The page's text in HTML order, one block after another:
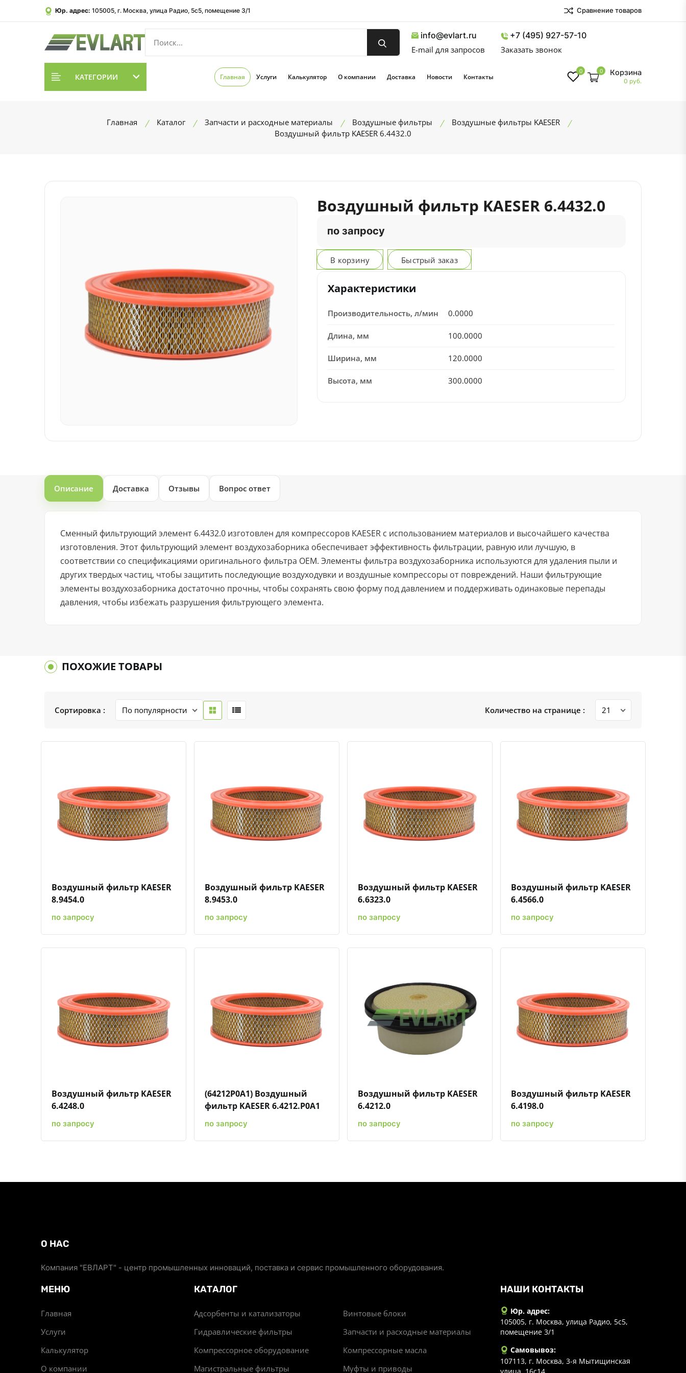
Юр. адрес: 105005, г. Москва, улица Радио, 5с5, помещение 3/1 Сравнение товаров
info@evlart.ru
E-mail для запросов
+7 (495) 927-57-10
Заказать звонок
КАТЕГОРИИ Главная Услуги Калькулятор О компании Доставка Новости Контакты
0 0 Корзина
0 руб.
Главная Каталог Запчасти и расходные материалы Воздушные фильтры
Воздушные фильтры KAESER
Воздушный фильтр KAESER 6.4432.0
Воздушный фильтр KAESER 6.4432.0
по запросу
В корзину Быстрый заказ
Характеристики
Производительность, л/мин 0.0000
Длина, мм 100.0000
Ширина, мм 120.0000
Высота, мм 300.0000
Описание Доставка Отзывы Вопрос ответ
Сменный фильтрующий элемент 6.4432.0 изготовлен для компрессоров KAESER с использованием материалов и высочайшего качества
изготовления. Этот фильтрующий элемент воздухозаборника обеспечивает эффективность фильтрации, равную или лучшую, в
соответствии со спецификациями оригинального фильтра OEM. Элементы фильтра воздухозаборника используются для удаления пыли и
других твердых частиц, чтобы защитить последующие воздуходувки и воздушные компрессоры от повреждений. Наши фильтрующие
элементы воздухозаборника достаточно прочны, чтобы сохранять свою форму под давлением и поддерживать одинаковые перепады
давления, чтобы избежать разрушения фильтрующего элемента.
ПОХОЖИЕ ТОВАРЫ
Сортировка : Количество на странице :
Быстрый просмотрДобавить к сравнению
Добавить в избранное
Воздушный фильтр KAESER
8.9454.0
по запросу
Быстрый просмотрДобавить к сравнению
Добавить в избранное
Воздушный фильтр KAESER
8.9453.0
по запросу
Быстрый просмотрДобавить к сравнению
Добавить в избранное
Воздушный фильтр KAESER
6.6323.0
по запросу
Быстрый просмотрДобавить к сравнению
Добавить в избранное
Воздушный фильтр KAESER
6.4566.0
по запросу
Быстрый просмотрДобавить к сравнению
Добавить в избранное
Воздушный фильтр KAESER
6.4248.0
по запросу
Быстрый просмотрДобавить к сравнению
Добавить в избранное
(64212P0A1) Воздушный
фильтр KAESER 6.4212.P0A1
по запросу
Быстрый просмотрДобавить к сравнениюДобавить в избранное
Воздушный фильтр KAESER
6.4212.0
по запросу
Быстрый просмотрДобавить к сравнению
Добавить в избранное
Воздушный фильтр KAESER
6.4198.0
по запросу
О НАС
Компания "ЕВЛАРТ" - центр промышленных инноваций, поставка и сервис промышленного оборудования.
МЕНЮ
Главная
Услуги
Калькулятор
О компании
КАТАЛОГ
Адсорбенты и катализаторы
Винтовые блоки
Гидравлические фильтры
Запчасти и расходные материалы
Компрессорное оборудование
Компрессорные масла
Магистральные фильтры
Муфты и приводы
НАШИ КОНТАКТЫ
Юр. адрес:
105005, г. Москва, улица Радио, 5с5,
помещение 3/1
Самовывоз:
107113, г. Москва, 3-я Мытищинская
улица, 16с14